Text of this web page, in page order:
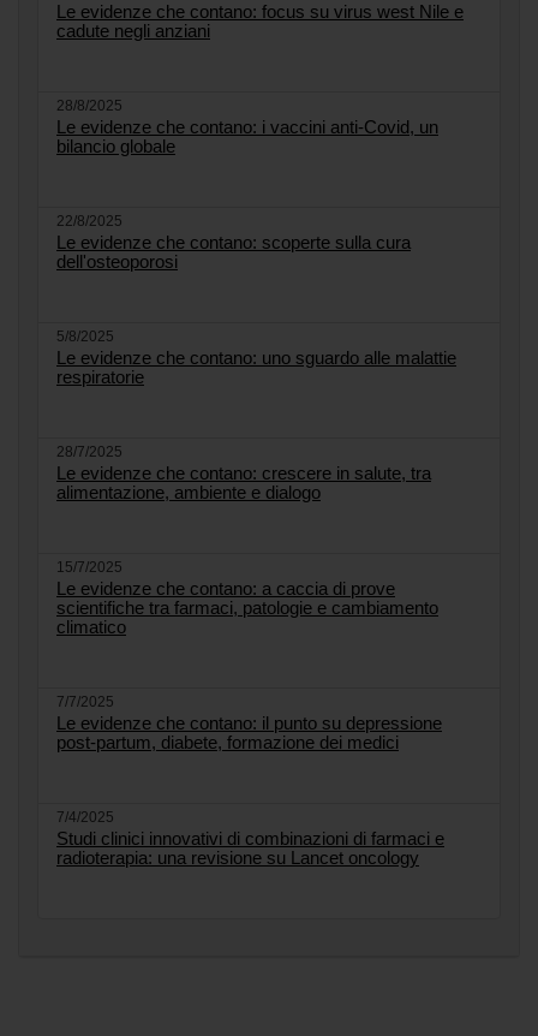
Le evidenze che contano: focus su virus west Nile e
cadute negli anziani
28/8/2025
Le evidenze che contano: i vaccini anti-Covid, un
bilancio globale
22/8/2025
Le evidenze che contano: scoperte sulla cura
dell'osteoporosi
5/8/2025
Le evidenze che contano: uno sguardo alle malattie
respiratorie
28/7/2025
Le evidenze che contano: crescere in salute, tra
alimentazione, ambiente e dialogo
15/7/2025
Le evidenze che contano: a caccia di prove
scientifiche tra farmaci, patologie e cambiamento
climatico
7/7/2025
Le evidenze che contano: il punto su depressione
post-partum, diabete, formazione dei medici
7/4/2025
Studi clinici innovativi di combinazioni di farmaci e
radioterapia: una revisione su Lancet oncology